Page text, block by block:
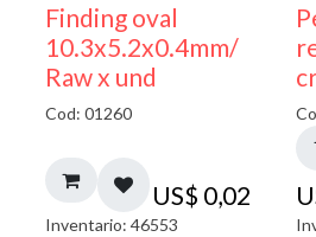
Finding oval
10.3x5.2x0.4mm/
Raw x und
Cod: 01260
US$ 0,02
Inventario: 46553